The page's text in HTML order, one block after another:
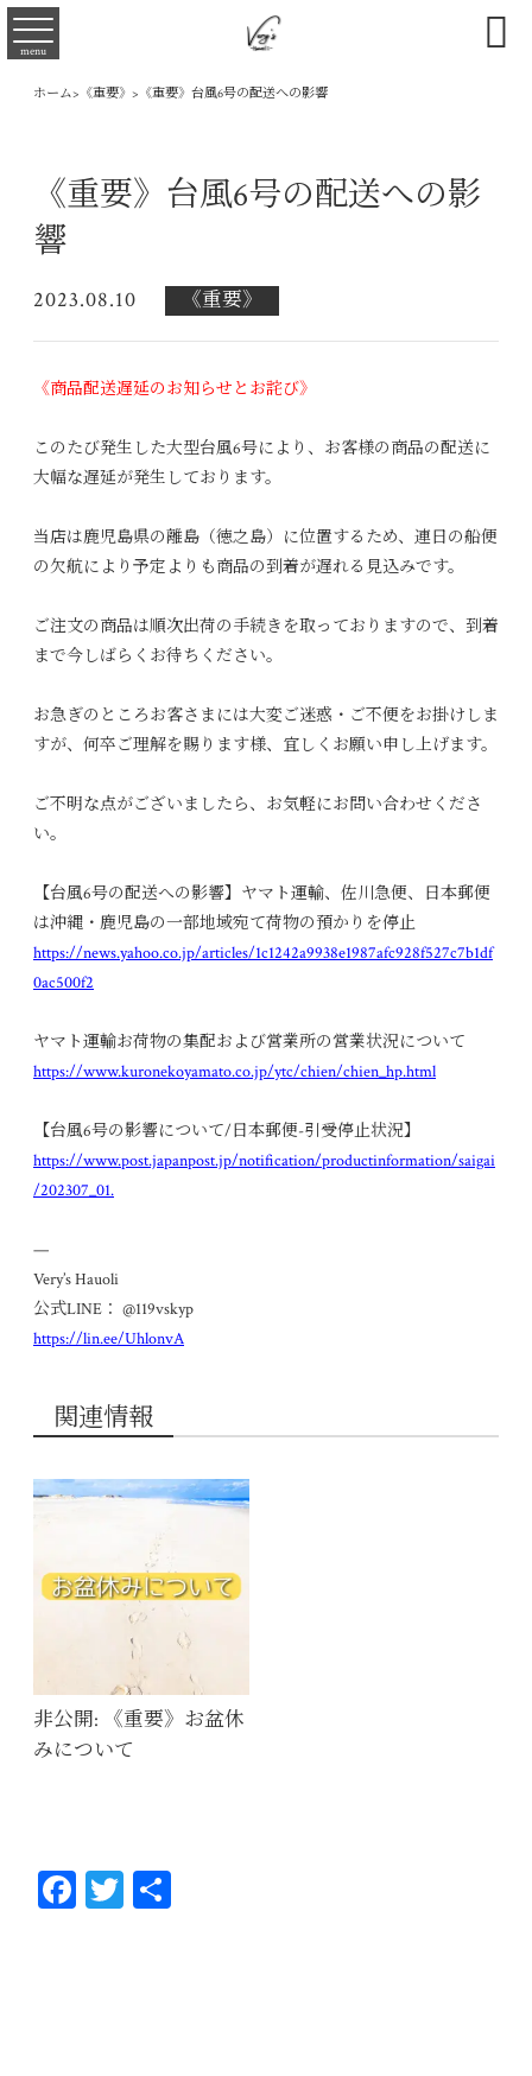
menu 
ホーム> 《重要》 > 《重要》台風6号の配送への影響
《重要》台風6号の配送への影
響
2023.08.10 《重要》
《商品配送遅延のお知らせとお詫び》
このたび発生した大型台風6号により、お客様の商品の配送に
大幅な遅延が発生しております。
当店は鹿児島県の離島（徳之島）に位置するため、連日の船便
の欠航により予定よりも商品の到着が遅れる見込みです。
ご注文の商品は順次出荷の手続きを取っておりますので、到着
まで今しばらくお待ちください。
お急ぎのところお客さまには大変ご迷惑・ご不便をお掛けしま
すが、何卒ご理解を賜ります様、宜しくお願い申し上げます。
ご不明な点がございましたら、お気軽にお問い合わせくださ
い。
【台風6号の配送への影響】ヤマト運輸、佐川急便、日本郵便
は沖縄・鹿児島の一部地域宛て荷物の預かりを停止
https://news.yahoo.co.jp/articles/1c1242a9938e1987afc928f527c7b1df
0ac500f2
ヤマト運輸お荷物の集配および営業所の営業状況について
https://www.kuronekoyamato.co.jp/ytc/chien/chien_hp.html
【台風6号の影響について/日本郵便-引受停止状況】
https://www.post.japanpost.jp/notification/productinformation/saigai
/202307_01.
—
Very’s Hauoli
公式LINE： @119vskyp
https://lin.ee/UhlonvA
関連情報
非公開: 《重要》お盆休
みについて
Fa T